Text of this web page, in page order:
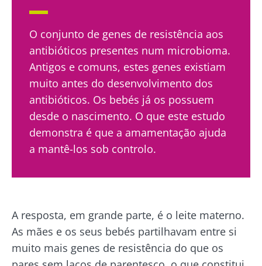
O conjunto de genes de resistência aos
antibióticos presentes num microbioma.
Antigos e comuns, estes genes existiam
muito antes do desenvolvimento dos
antibióticos. Os bebés já os possuem
desde o nascimento. O que este estudo
demonstra é que a amamentação ajuda
a mantê-los sob controlo.
A resposta, em grande parte, é o leite materno.
As mães e os seus bebés partilhavam entre si
muito mais genes de resistência do que os